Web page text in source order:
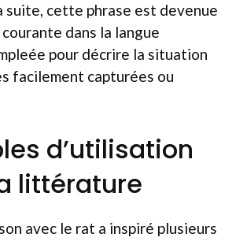
suite, cette phrase est devenue
dans la langue
pour décrire la situation
facilement capturées ou
d’utilisation
littérature
avec le rat a inspiré plusieurs